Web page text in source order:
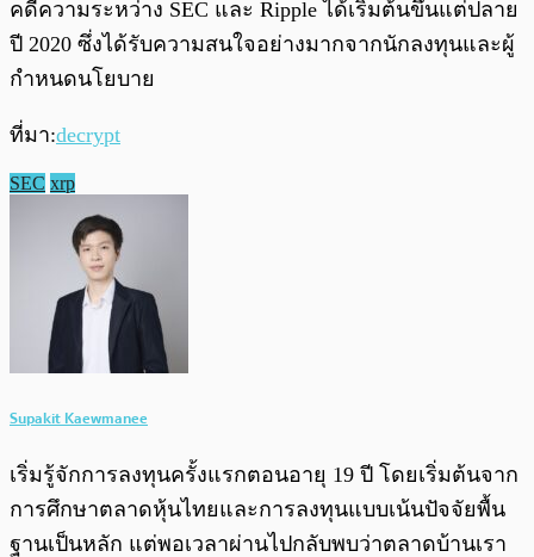
คดีความระหว่าง SEC และ Ripple ได้เริ่มต้นขึ้นแต่ปลาย
ปี 2020 ซึ่งได้รับความสนใจอย่างมากจากนักลงทุนและผู้
กำหนดนโยบาย
ที่มา:decrypt
SEC xrp
Supakit Kaewmanee
เริ่มรู้จักการลงทุนครั้งแรกตอนอายุ 19 ปี โดยเริ่มต้นจาก
การศึกษาตลาดหุ้นไทยและการลงทุนแบบเน้นปัจจัยพื้น
ฐานเป็นหลัก แต่พอเวลาผ่านไปกลับพบว่าตลาดบ้านเรา